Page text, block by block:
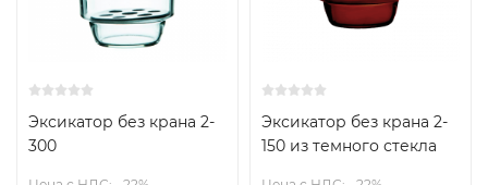
Эксикатор без крана 2-
300
Эксикатор без крана 2-
150 из темного стекла